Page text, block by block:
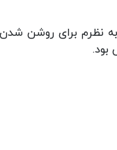
نظرم برای روشن شدن